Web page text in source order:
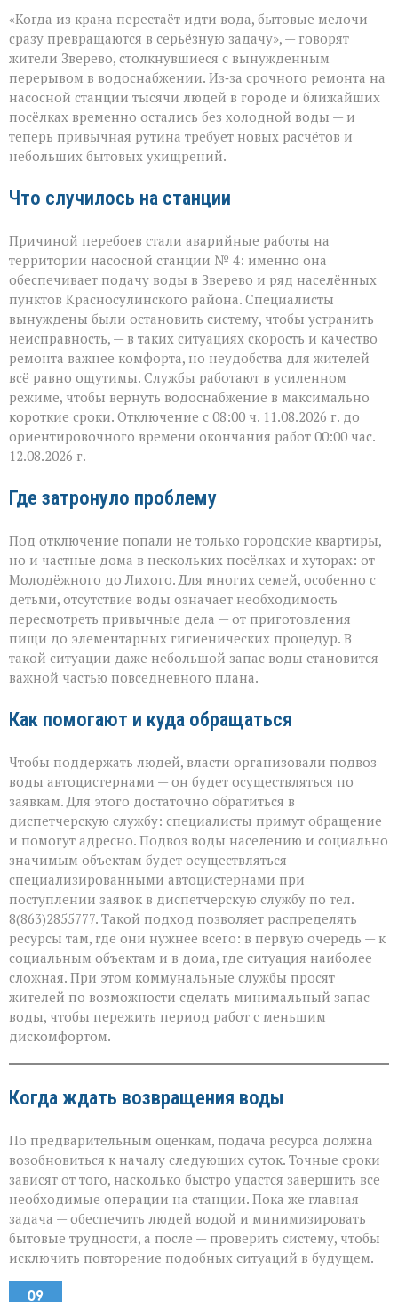
воды
ни
туда
ни
сюда:
в
Зверево
и
окрестностях —
«Когда из крана перестаёт идти вода, бытовые мелочи
сразу превращаются в серьёзную задачу», — говорят
жители Зверево, столкнувшиеся с вынужденным
перерывом в водоснабжении. Из‑за срочного ремонта на
насосной станции тысячи людей в городе и ближайших
посёлках временно остались без холодной воды — и
теперь привычная рутина требует новых расчётов и
небольших бытовых ухищрений.
Что случилось на станции
Причиной перебоев стали аварийные работы на
территории насосной станции № 4: именно она
обеспечивает подачу воды в Зверево и ряд населённых
пунктов Красносулинского района. Специалисты
вынуждены были остановить систему, чтобы устранить
неисправность, — в таких ситуациях скорость и качество
ремонта важнее комфорта, но неудобства для жителей
всё равно ощутимы. Службы работают в усиленном
режиме, чтобы вернуть водоснабжение в максимально
короткие сроки. Отключение с 08:00 ч. 11.08.2026 г. до
ориентировочного времени окончания работ 00:00 час.
12.08.2026 г.
Где затронуло проблему
Под отключение попали не только городские квартиры,
но и частные дома в нескольких посёлках и хуторах: от
Молодёжного до Лихого. Для многих семей, особенно с
детьми, отсутствие воды означает необходимость
пересмотреть привычные дела — от приготовления
пищи до элементарных гигиенических процедур. В
такой ситуации даже небольшой запас воды становится
важной частью повседневного плана.
Как помогают и куда обращаться
Чтобы поддержать людей, власти организовали подвоз
воды автоцистернами — он будет осуществляться по
заявкам. Для этого достаточно обратиться в
диспетчерскую службу: специалисты примут обращение
и помогут адресно. Подвоз воды населению и социально
значимым объектам будет осуществляться
специализированными автоцистернами при
поступлении заявок в диспетчерскую службу по тел.
8(863)2855777. Такой подход позволяет распределять
ресурсы там, где они нужнее всего: в первую очередь — к
социальным объектам и в дома, где ситуация наиболее
сложная. При этом коммунальные службы просят
жителей по возможности сделать минимальный запас
воды, чтобы пережить период работ с меньшим
дискомфортом.
Когда ждать возвращения воды
По предварительным оценкам, подача ресурса должна
возобновиться к началу следующих суток. Точные сроки
зависят от того, насколько быстро удастся завершить все
необходимые операции на станции. Пока же главная
задача — обеспечить людей водой и минимизировать
бытовые трудности, а после — проверить систему, чтобы
исключить повторение подобных ситуаций в будущем.
09